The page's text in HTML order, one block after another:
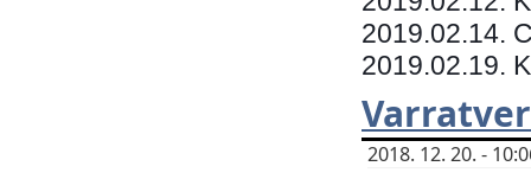
2019.02.14.
2019.02.19.
2018. 12. 20. -